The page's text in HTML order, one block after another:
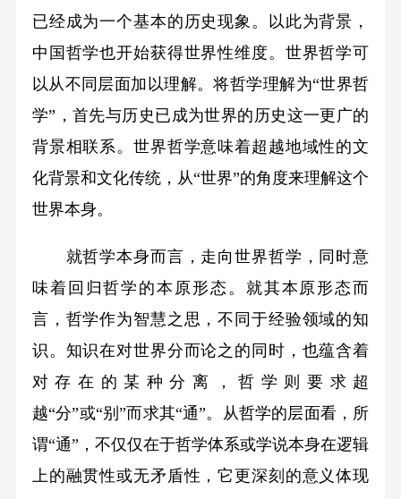
已经成为一个基本的历史现象。以此为背景，
中国哲学也开始获得世界性维度。世界哲学可
以从不同层面加以理解。将哲学理解为“世界哲
学”，首先与历史已成为世界的历史这一更广的
背景相联系。世界哲学意味着超越地域性的文
化背景和文化传统，从“世界”的角度来理解这个
世界本身。
就哲学本身而言，走向世界哲学，同时意
味着回归哲学的本原形态。就其本原形态而
言，哲学作为智慧之思，不同于经验领域的知
识。知识在对世界分而论之的同时，也蕴含着
对存在的某种分离，哲学则要求超
越“分”或“别”而求其“通”。从哲学的层面看，所
谓“通”，不仅仅在于哲学体系或学说本身在逻辑
上的融贯性或无矛盾性，它更深刻的意义体现